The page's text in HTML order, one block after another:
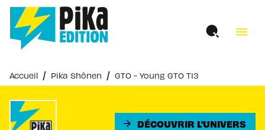
MENU RECHERCHE
PIED DE PAGE
menu
Accueil / Pika Shônen / GTO - Young GTO T13
arrow_forward DÉCOUVRIR L'UNIVERS